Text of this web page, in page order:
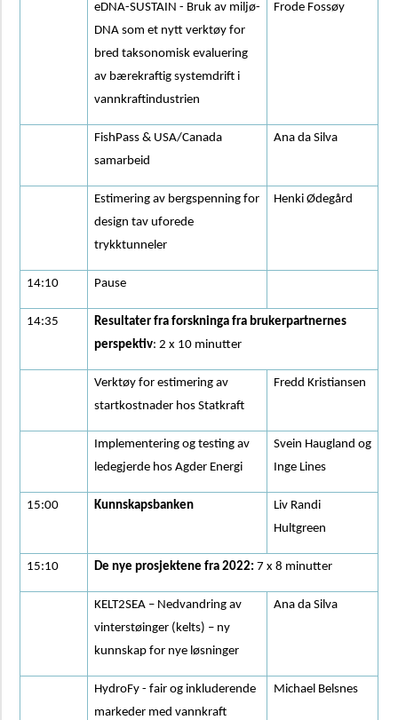
eDNA-SUSTAIN - Bruk av miljø-
DNA som et nytt verktøy for
bred taksonomisk evaluering
av bærekraftig systemdrift i
vannkraftindustrien
Frode Fossøy
FishPass & USA/Canada
samarbeid
Ana da Silva
Estimering av bergspenning for
design tav uforede
trykktunneler
Henki Ødegård
14:10 Pause
14:35
Resultater fra forskninga fra brukerpartnernes
perspektiv: 2 x 10 minutter
Verktøy for estimering av
startkostnader hos Statkraft
Fredd Kristiansen
Implementering og testing av
ledegjerde hos Agder Energi
Svein Haugland og
Inge Lines
15:00 Kunnskapsbanken
Liv Randi
Hultgreen
15:10 De nye prosjektene fra 2022: 7 x 8 minutter
KELT2SEA – Nedvandring av
vinterstøinger (kelts) – ny
kunnskap for nye løsninger
Ana da Silva
HydroFy - fair og inkluderende
markeder med vannkraft
Michael Belsnes